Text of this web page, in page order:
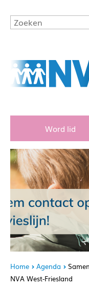
Word lid
Home Agenda
NVA West-Friesland